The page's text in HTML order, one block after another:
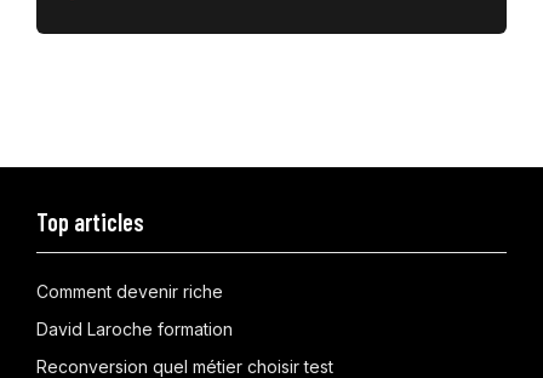
Top articles
Comment devenir riche
David Laroche formation
Reconversion quel métier choisir test